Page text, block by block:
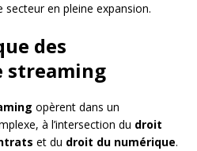
en pleine expansion.
des
streaming
opèrent dans un
à l’intersection du droit
et du droit du numérique.